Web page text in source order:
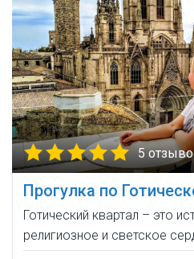
5
Прогулка по
Готический квартал – это
религиозное и светское